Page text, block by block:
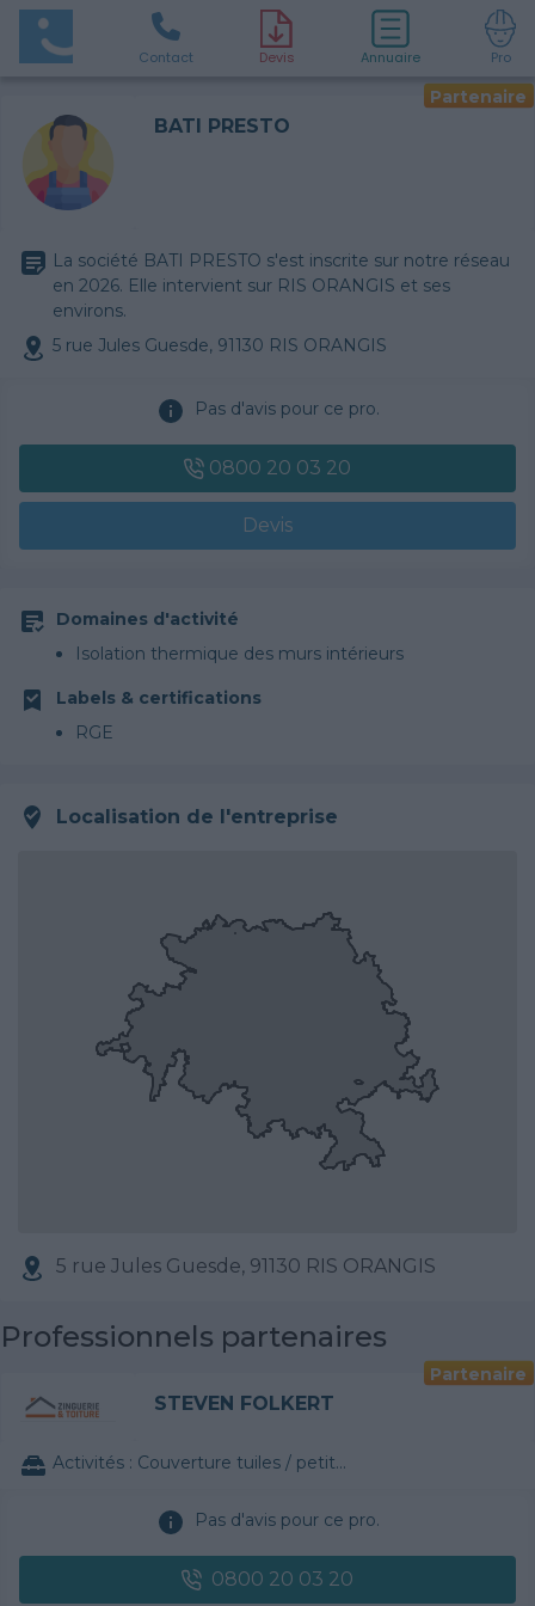
Contact Devis Annuaire Pro
Partenaire
BATI PRESTO
La société BATI PRESTO s'est inscrite sur notre réseau
en 2026. Elle intervient sur RIS ORANGIS et ses
environs.
5 rue Jules Guesde, 91130 RIS ORANGIS
Pas d'avis pour ce pro.
0800 20 03 20
Devis
Domaines d'activité
Isolation thermique des murs intérieurs
Labels & certifications
RGE
Localisation de l'entreprise
5 rue Jules Guesde, 91130 RIS ORANGIS
Professionnels partenaires
Partenaire
STEVEN FOLKERT
Activités : Couverture tuiles / petits éléments
Pas d'avis pour ce pro.
0800 20 03 20